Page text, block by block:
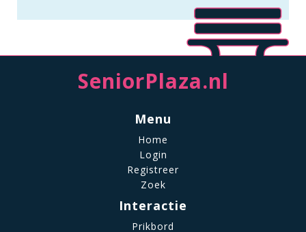
SeniorPlaza.nl
Menu
Home
Login
Registreer
Zoek
Interactie
Prikbord